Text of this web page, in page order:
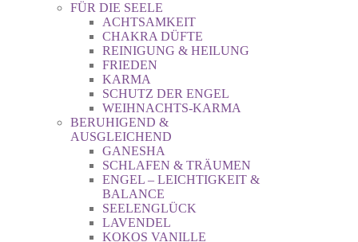
FÜR DIE SEELE
ACHTSAMKEIT
CHAKRA DÜFTE
REINIGUNG & HEILUNG
FRIEDEN
KARMA
SCHUTZ DER ENGEL
WEIHNACHTS-KARMA
BERUHIGEND &
AUSGLEICHEND
GANESHA
SCHLAFEN & TRÄUMEN
ENGEL – LEICHTIGKEIT &
BALANCE
SEELENGLÜCK
LAVENDEL
KOKOS VANILLE